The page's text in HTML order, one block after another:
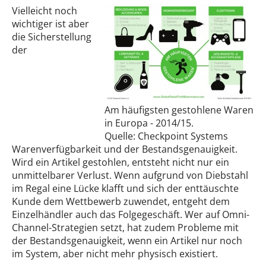
Am häufigsten gestohlene Waren
in Europa - 2014/15.
Quelle: Checkpoint Systems
Vielleicht noch
wichtiger ist aber
die Sicherstellung
der
Warenverfügbarkeit und der Bestandsgenauigkeit.
Wird ein Artikel gestohlen, entsteht nicht nur ein
unmittelbarer Verlust. Wenn aufgrund von Diebstahl
im Regal eine Lücke klafft und sich der enttäuschte
Kunde dem Wettbewerb zuwendet, entgeht dem
Einzelhändler auch das Folgegeschäft. Wer auf Omni-
Channel-Strategien setzt, hat zudem Probleme mit
der Bestandsgenauigkeit, wenn ein Artikel nur noch
im System, aber nicht mehr physisch existiert.